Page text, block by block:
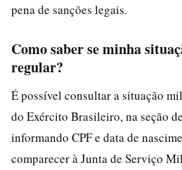
pena de sanções legais.
Como saber se minha
regular?
É possível consultar a situação
do Exército Brasileiro, na seção
informando CPF e data de
comparecer à Junta de Serviço